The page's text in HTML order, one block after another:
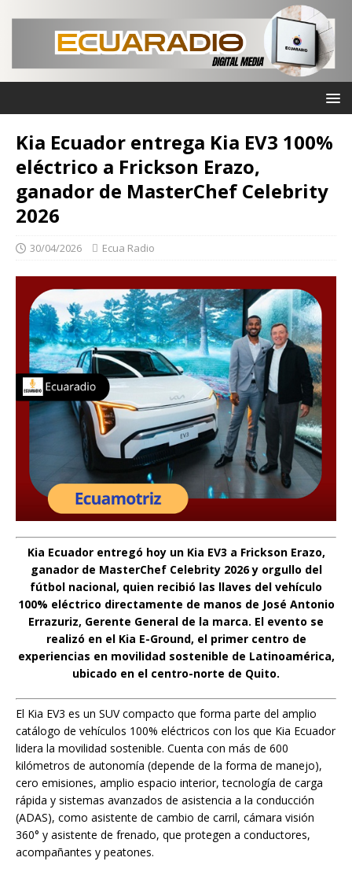
Kia Ecuador entrega Kia EV3 100%
eléctrico a Frickson Erazo,
ganador de MasterChef Celebrity
2026
30/04/2026 Ecua Radio
Kia Ecuador entregó hoy un Kia EV3 a Frickson Erazo,
ganador de MasterChef Celebrity 2026 y orgullo del
fútbol nacional, quien recibió las llaves del vehículo
100% eléctrico directamente de manos de José Antonio
Errazuriz, Gerente General de la marca. El evento se
realizó en el Kia E-Ground, el primer centro de
experiencias en movilidad sostenible de Latinoamérica,
ubicado en el centro-norte de Quito.
El Kia EV3 es un SUV compacto que forma parte del amplio
catálogo de vehículos 100% eléctricos con los que Kia Ecuador
lidera la movilidad sostenible. Cuenta con más de 600
kilómetros de autonomía (depende de la forma de manejo),
cero emisiones, amplio espacio interior, tecnología de carga
rápida y sistemas avanzados de asistencia a la conducción
(ADAS), como asistente de cambio de carril, cámara visión
360° y asistente de frenado, que protegen a conductores,
acompañantes y peatones.